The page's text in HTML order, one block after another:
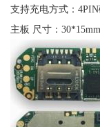
支持充电方式：
主板 尺寸：30*15mm